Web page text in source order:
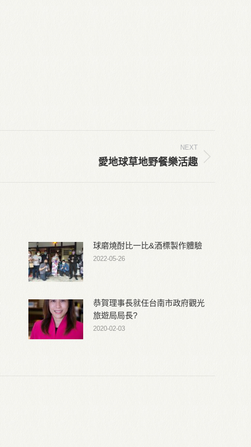
NEXT
愛地球草地野餐樂活趣
球磨燒酎比一比&酒標製作體驗
2022-05-26
恭賀理事長就任台南市政府觀光
旅遊局局長?
2020-02-03